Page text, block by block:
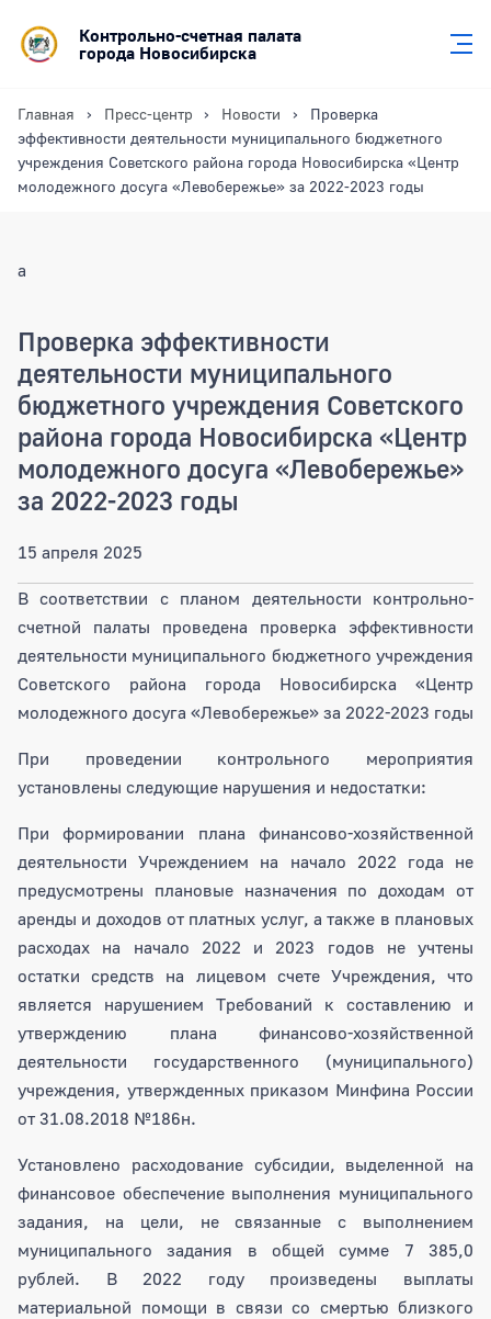
Контрольно-счетная палата
города Новосибирска
Главная Пресс-центр Новости
Проверка
эффективности деятельности муниципального бюджетного
учреждения Советского района города Новосибирска «Центр
молодежного досуга «Левобережье» за 2022-2023 годы
a
Проверка эффективности
деятельности муниципального
бюджетного учреждения Советского
района города Новосибирска «Центр
молодежного досуга «Левобережье»
за 2022-2023 годы
15 апреля 2025
В соответствии с планом деятельности контрольно-
счетной палаты проведена проверка эффективности
деятельности муниципального бюджетного учреждения
Советского района города Новосибирска «Центр
молодежного досуга «Левобережье» за 2022-2023 годы
При проведении контрольного мероприятия
установлены следующие нарушения и недостатки:
При формировании плана финансово-хозяйственной
деятельности Учреждением на начало 2022 года не
предусмотрены плановые назначения по доходам от
аренды и доходов от платных услуг, а также в плановых
расходах на начало 2022 и 2023 годов не учтены
остатки средств на лицевом счете Учреждения, что
является нарушением Требований к составлению и
утверждению плана финансово-хозяйственной
деятельности государственного (муниципального)
учреждения, утвержденных приказом Минфина России
от 31.08.2018 №186н.
Установлено расходование субсидии, выделенной на
финансовое обеспечение выполнения муниципального
задания, на цели, не связанные с выполнением
муниципального задания в общей сумме 7 385,0
рублей. В 2022 году произведены выплаты
материальной помощи в связи со смертью близкого